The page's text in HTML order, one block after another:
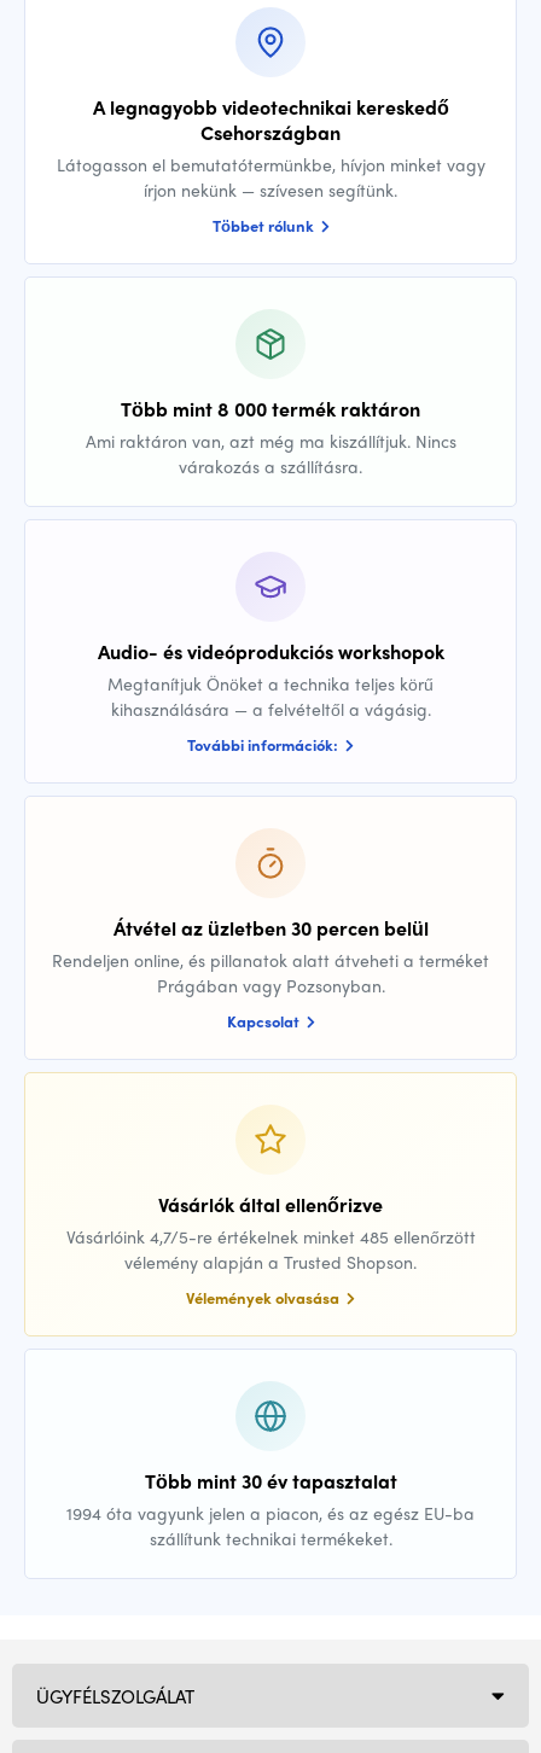
A legnagyobb videotechnikai kereskedő
Csehországban
Látogasson el bemutatótermünkbe, hívjon minket vagy
írjon nekünk — szívesen segítünk.
Többet rólunk
Több mint 8 000 termék raktáron
Ami raktáron van, azt még ma kiszállítjuk. Nincs
várakozás a szállításra.
Audio- és videóprodukciós workshopok
Megtanítjuk Önöket a technika teljes körű
kihasználására — a felvételtől a vágásig.
További információk:
Átvétel az üzletben 30 percen belül
Rendeljen online, és pillanatok alatt átveheti a terméket
Prágában vagy Pozsonyban.
Kapcsolat
Vásárlók által ellenőrizve
Vásárlóink 4,7/5-re értékelnek minket 485 ellenőrzött
vélemény alapján a Trusted Shopson.
Vélemények olvasása
Több mint 30 év tapasztalat
1994 óta vagyunk jelen a piacon, és az egész EU-ba
szállítunk technikai termékeket.
ÜGYFÉLSZOLGÁLAT